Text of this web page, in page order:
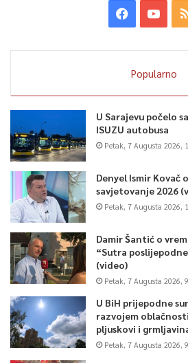
Popularno
U Sarajevu počelo
ISUZU autobusa
Petak, 7 Augusta 2026,
Denyel Ismir Kovač
savjetovanje 2026
Petak, 7 Augusta 2026,
Damir Šantić o
“Sutra
(video)
Petak, 7 Augusta 2026,
U BiH prijepodne
razvojem
pljuskovi i
Petak, 7 Augusta 2026,